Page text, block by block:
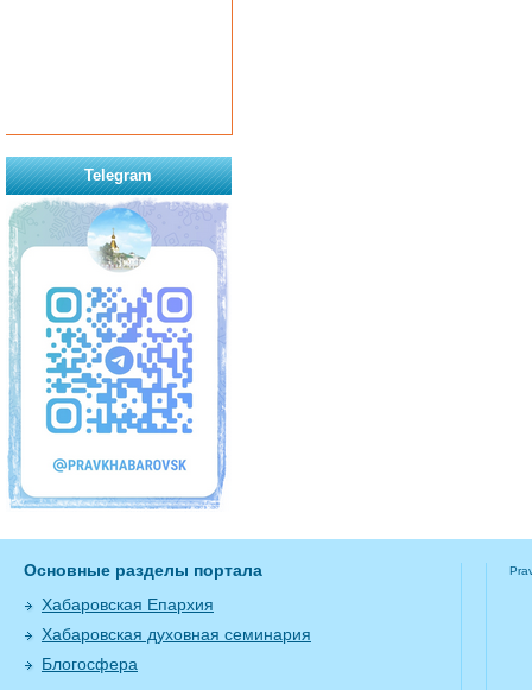
Telegram
Основные разделы портала
Хабаровская Епархия
Хабаровская духовная семинария
Блогосфера